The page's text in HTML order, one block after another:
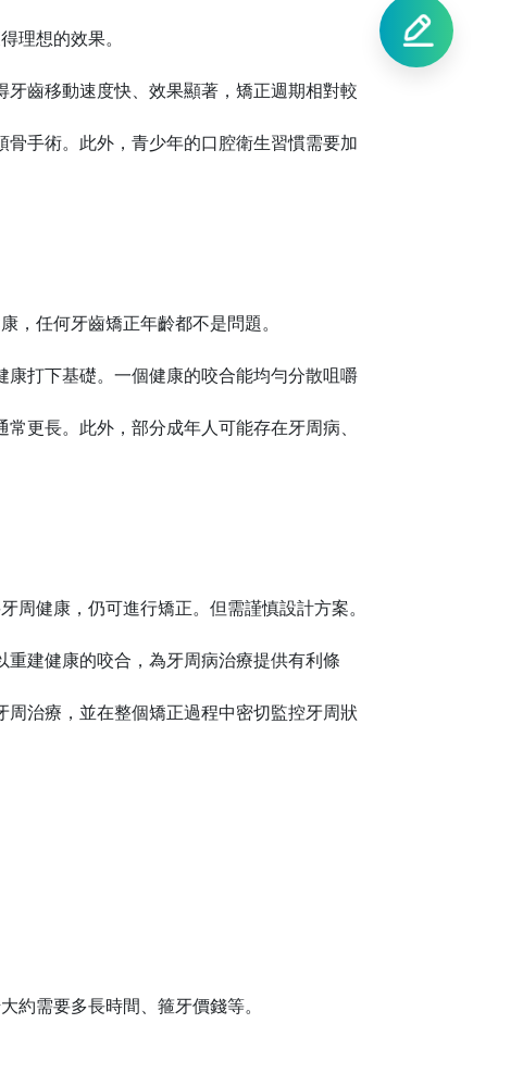
理想的效果。
齒移動速度快、效果顯著，矯正週期相對較
手術。此外，青少年的口腔衛生習慣需要加
，任何牙齒矯正年齡都不是問題。
打下基礎。一個健康的咬合能均勻分散咀嚼
更長。此外，部分成年人可能存在牙周病、
周健康，仍可進行矯正。但需謹慎設計方案。
建健康的咬合，為牙周病治療提供有利條
治療，並在整個矯正過程中密切監控牙周狀
約需要多長時間、箍牙價錢等。